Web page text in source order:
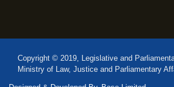
Copyright © 2019, Legislative and
Ministry of Law, Justice and Parliamentary